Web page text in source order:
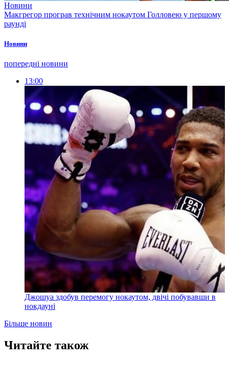
Новини
Макгрегор програв технічним нокаутом Голловею у першому
раунді
Новини
попередні новини
13:00
Джошуа здобув перемогу нокаутом, двічі побувавши в
нокдауні
Більше новин
Читайте також